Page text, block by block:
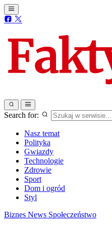
Search for:
Nasz temat
Polityka
Gwiazdy
Technologie
Zdrowie
Sport
Dom i ogród
Styl
Biznes News Społeczeństwo